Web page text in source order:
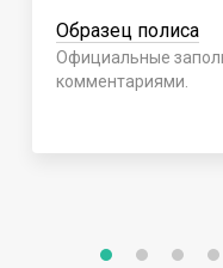
Образец полиса
Официальные
комментариями.